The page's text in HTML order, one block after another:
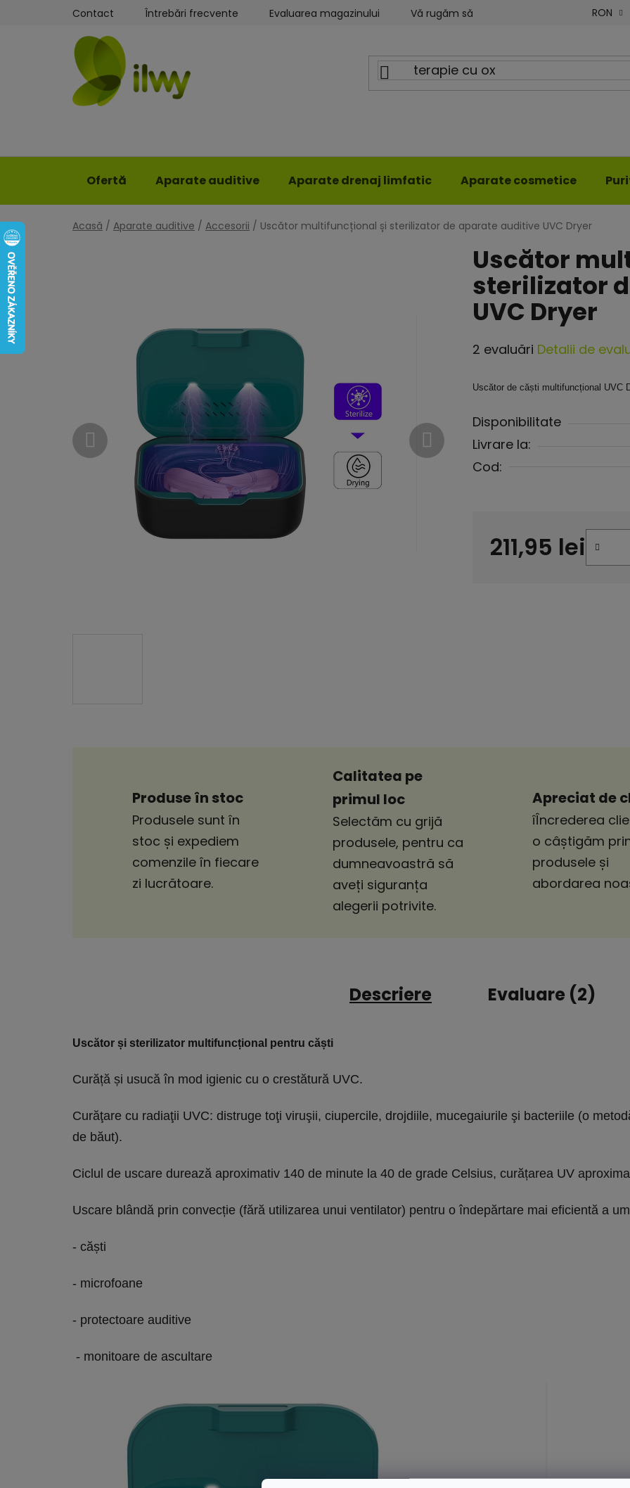
Contact Întrebări frecvente Evaluarea magazinului Vă rugăm să ne scrieți Blog ILWYRON
Ofertă Aparate auditive Aparate drenaj limfatic Aparate cosmetice
Acasă / Aparate auditive / Accesorii / Uscător multifuncțional și sterilizator de aparate auditive UVC Dryer
Uscător
sterilizator
UVC Dryer
Evaluarea
a
este
4,5
din
2 evaluări Detalii de
Uscător de căști multifuncțional UVC
Disponibilitate
Livrare la:
Cod:
211,95 lei
Produse în stoc
Produsele sunt în
stoc și expediem
comenzile în fiecare
zi lucrătoare.
Calitatea pe
primul loc
Selectăm cu grijă
produsele, pentru ca
dumneavoastră să
aveți siguranța
alegerii potrivite.
Apreciat de
îÎncrederea
o câștigăm
produsele și
abordarea
Descriere Evaluare (2)
Uscător și sterilizator multifuncțional pentru căști
Curăță și usucă în mod igienic cu o crestătură UVC.
Curăţare cu radiaţii UVC: distruge toţi viruşii, ciupercile, drojdiile, mucegaiurile şi bacteriile (o
de băut).
Ciclul de uscare durează aproximativ 140 de minute la 40 de grade Celsius, curățarea UV
Uscare blândă prin convecție (fără utilizarea unui ventilator) pentru o îndepărtare mai eficientă a
- căști
- microfoane
- protectoare auditive
- monitoare de ascultare